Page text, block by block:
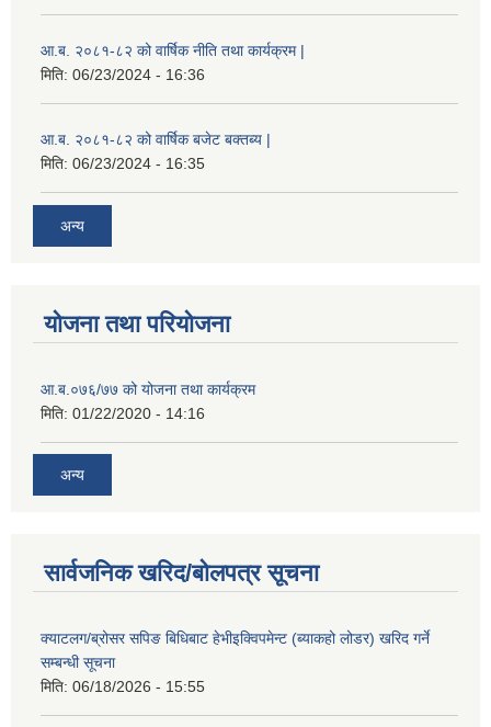
आ.ब. २०८१-८२ को वार्षिक नीति तथा कार्यक्रम |
मिति: 06/23/2024 - 16:36
आ.ब. २०८१-८२ को वार्षिक बजेट बक्तब्य |
मिति: 06/23/2024 - 16:35
अन्य
योजना तथा परियोजना
आ.ब.०७६/७७ को योजना तथा कार्यक्रम
मिति: 01/22/2020 - 14:16
अन्य
सार्वजनिक खरिद/बोलपत्र सूचना
क्याटलग/ब्रोसर सपिङ बिधिबाट हेभीइक्विपमेन्ट (ब्याकहो लोडर) खरिद गर्ने
सम्बन्धी सूचना
मिति: 06/18/2026 - 15:55